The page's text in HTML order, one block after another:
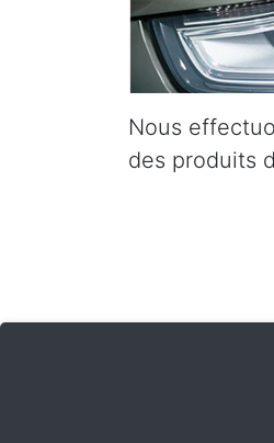
Nous
des produits